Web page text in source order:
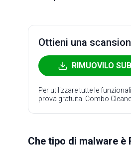
Ottieni una
RIMUOVILO
Per utilizzare tutte le
prova gratuita. Combo
Che tipo di malware è